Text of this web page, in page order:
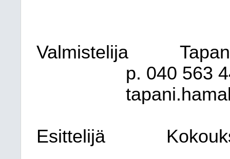
Valmistelija
p. 040 563
Esittelijä